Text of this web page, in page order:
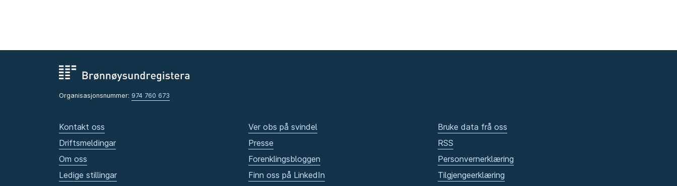
Organisasjonsnummer: 974 760 673
Kontakt oss
Driftsmeldingar
Om oss
Ledige stillingar
Ver obs på svindel
Presse
Forenklingsbloggen
Finn oss på LinkedIn
Bruke data frå oss
RSS
Personvernerklæring
Tilgjengeerklæring